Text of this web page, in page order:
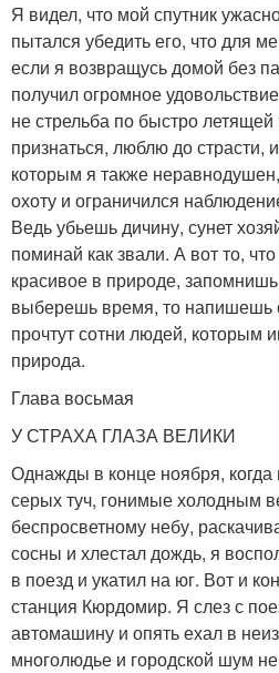
Я видел, что мой спутник
пытался убедить его, что для
если я возвращусь домой без
получил огромное
не стрельба по быстро летящей
признаться, люблю до страсти,
которым я также
охоту и ограничился
Ведь убьешь дичину, сунет
поминай как звали. А вот то,
красивое в природе,
выберешь время, то напишешь
прочтут сотни людей, которым
природа.
Глава восьмая
У СТРАХА ГЛАЗА ВЕЛИКИ
Однажды в конце ноября, когда
серых туч, гонимые холодным
беспросветному небу,
сосны и хлестал дождь, я
в поезд и укатил на юг. Вот и
станция Кюрдомир. Я слез с
автомашину и опять ехал в
многолюдье и городской шум